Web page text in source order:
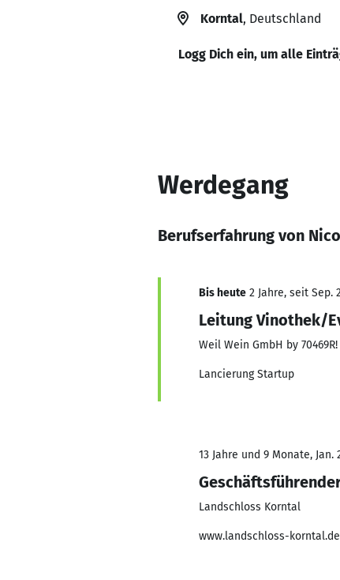
Korntal, Deutschland
Logg Dich ein, um alle
Werdegang
Berufserfahrung von
Bis heute 2 Jahre, seit Sep.
Leitung Vinothek/
Weil Wein GmbH by
Lancierung Startup
13 Jahre und 9 Monate, Jan.
Landschloss Korntal
www.landschloss-korntal.de